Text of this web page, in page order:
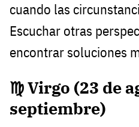
cuando las
Escuchar otras
encontrar soluciones
♍ Virgo (23 de
septiembre)